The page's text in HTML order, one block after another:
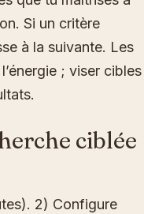
Si un critère
à la suivante. Les
; viser cibles
ciblée
2) Configure